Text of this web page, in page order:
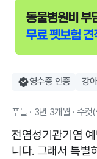
영수증 인증 강
푸들 · 3년 3개월 · 수컷
전염성기관기염
니다. 그래서 특별